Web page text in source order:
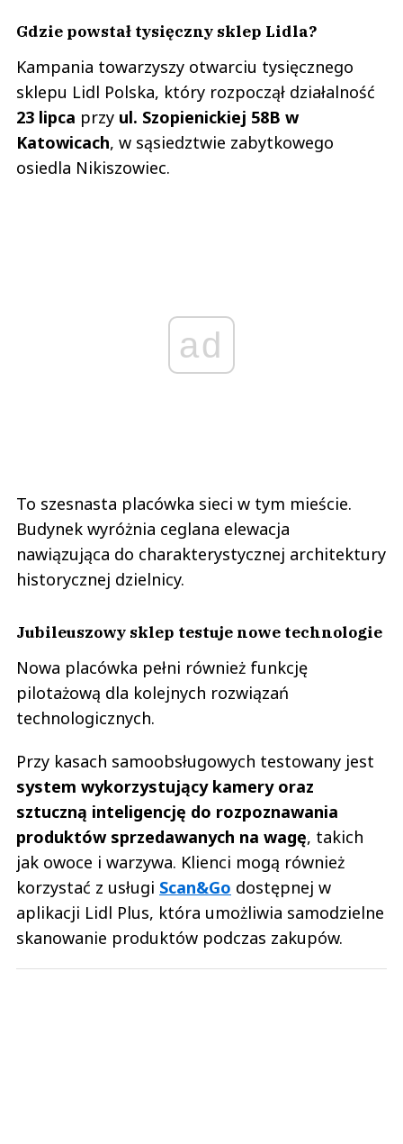
Gdzie powstał tysięczny sklep Lidla?
Kampania towarzyszy otwarciu tysięcznego
sklepu Lidl Polska, który rozpoczął działalność
23 lipca przy ul. Szopienickiej 58B w
Katowicach, w sąsiedztwie zabytkowego
osiedla Nikiszowiec.
ad
To szesnasta placówka sieci w tym mieście.
Budynek wyróżnia ceglana elewacja
nawiązująca do charakterystycznej architektury
historycznej dzielnicy.
Jubileuszowy sklep testuje nowe technologie
Nowa placówka pełni również funkcję
pilotażową dla kolejnych rozwiązań
technologicznych.
Przy kasach samoobsługowych testowany jest
system wykorzystujący kamery oraz
sztuczną inteligencję do rozpoznawania
produktów sprzedawanych na wagę, takich
jak owoce i warzywa. Klienci mogą również
korzystać z usługi Scan&Go dostępnej w
aplikacji Lidl Plus, która umożliwia samodzielne
skanowanie produktów podczas zakupów.